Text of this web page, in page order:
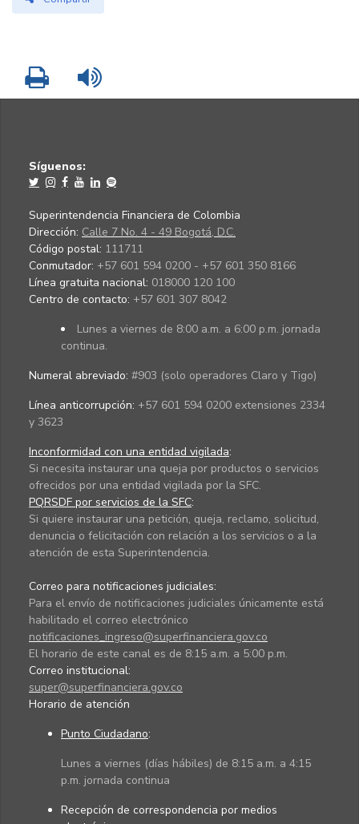
Imprimir
Síguenos:
Superintendencia Financiera de Colombia
Dirección: Calle 7 No. 4 - 49 Bogotá, D.C.
Código postal: 111711
Conmutador: +57 601 594 0200 - +57 601 350 8166
Línea gratuita nacional: 018000 120 100
Centro de contacto: +57 601 307 8042
Lunes a viernes de 8:00 a.m. a 6:00 p.m. jornada
continua.
Numeral abreviado: #903 (solo operadores Claro y Tigo)
Línea anticorrupción: +57 601 594 0200 extensiones 2334
y 3623
Inconformidad con una entidad vigilada:
Si necesita instaurar una queja por productos o servicios
ofrecidos por una entidad vigilada por la SFC.
PQRSDF por servicios de la SFC:
Si quiere instaurar una petición, queja, reclamo, solicitud,
denuncia o felicitación con relación a los servicios o a la
atención de esta Superintendencia.
Correo para notificaciones judiciales:
Para el envío de notificaciones judiciales únicamente está
habilitado el correo electrónico
notificaciones_ingreso@superfinanciera.gov.co
El horario de este canal es de 8:15 a.m. a 5:00 p.m.
Correo institucional:
super@superfinanciera.gov.co
Horario de atención
Punto Ciudadano:
Lunes a viernes (días hábiles) de 8:15 a.m. a 4:15
p.m. jornada continua
Recepción de correspondencia por medios